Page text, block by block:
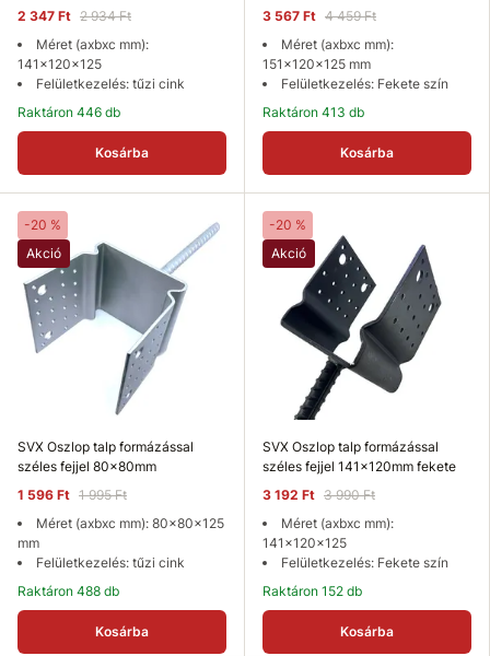
2 347 Ft 2 934 Ft
Méret (axbxc mm):
141x120x125
Felületkezelés: tűzi cink
Raktáron 446 db
Kosárba
3 567 Ft 4 459 Ft
Méret (axbxc mm):
151x120x125 mm
Felületkezelés: Fekete szín
Raktáron 413 db
Kosárba
-20 %
Akció
SVX Oszlop talp formázással
széles fejjel 80x80mm
1 596 Ft 1 995 Ft
Méret (axbxc mm): 80x80x125
mm
Felületkezelés: tűzi cink
Raktáron 488 db
Kosárba
-20 %
Akció
SVX Oszlop talp formázással
széles fejjel 141x120mm fekete
3 192 Ft 3 990 Ft
Méret (axbxc mm):
141x120x125
Felületkezelés: Fekete szín
Raktáron 152 db
Kosárba